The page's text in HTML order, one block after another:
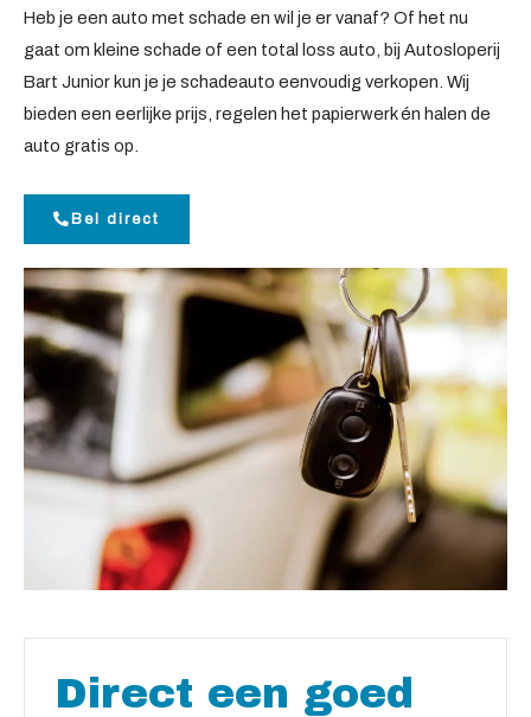
Heb je een auto met schade en wil je er vanaf? Of het nu
gaat om kleine schade of een total loss auto, bij Autosloperij
Bart Junior kun je je schadeauto eenvoudig verkopen. Wij
bieden een eerlijke prijs, regelen het papierwerk én halen de
auto gratis op.
Bel direct
Direct een goed